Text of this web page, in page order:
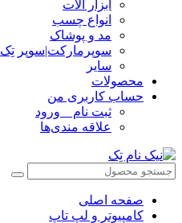
ابزار آلات
انواع چسب
مد و پوشاک
سوپرمارکت|سوپر تِک
سایر
محصولات
حساب کاربری من
ثبت نام _ ورود
علاقه مندی‌ها
صفحه اصلی
کامپیوتر و‌‌‌‌‌ لپ تاپ